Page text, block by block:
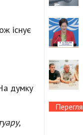
існує
думку